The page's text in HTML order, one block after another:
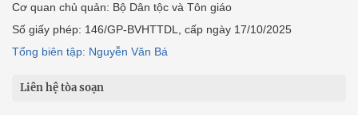
Cơ quan chủ quản: Bộ Dân tộc và Tôn giáo
Số giấy phép: 146/GP-BVHTTDL, cấp ngày 17/10/2025
Tổng biên tập: Nguyễn Văn Bá
Liên hệ tòa soạn